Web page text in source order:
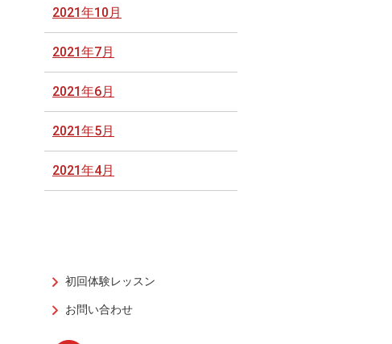
2021年10月
2021年7月
2021年6月
2021年5月
2021年4月
初回体験レッスン
お問い合わせ